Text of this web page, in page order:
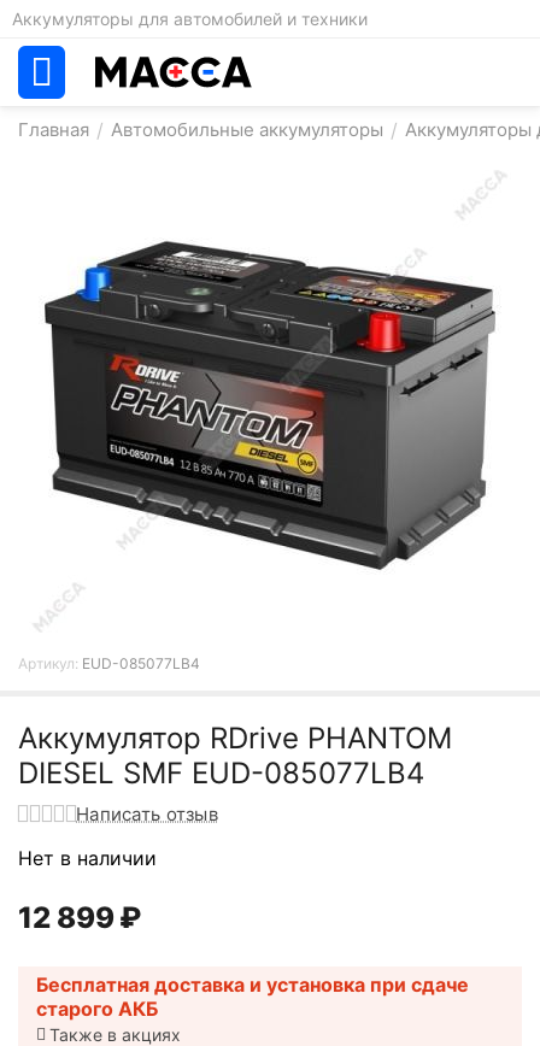
Аккумуляторы для автомобилей и техники
Главная / Автомобильные аккумуляторы / Аккумуляторы
Артикул: EUD-085077LB4
Аккумулятор RDrive PHANTOM
DIESEL SMF EUD-085077LB4
Написать отзыв
Нет в наличии
12 899 ₽
Бесплатная доставка и установка при сдаче
старого АКБ
Также в акциях